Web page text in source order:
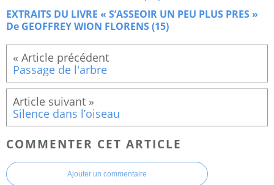
EXTRAITS DU LIVRE « S’ASSEOIR UN PEU PLUS PRES »
De GEOFFREY WION FLORENS (15)
Passage de l'arbre
Silence dans l’oiseau
COMMENTER CET ARTICLE
Ajouter un commentaire